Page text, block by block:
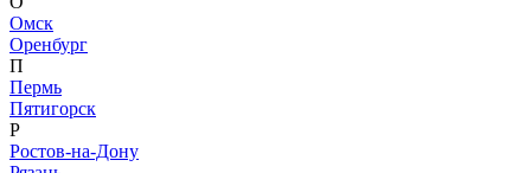
Омск
Оренбург
П
Пермь
Пятигорск
Р
Ростов-на-Дону